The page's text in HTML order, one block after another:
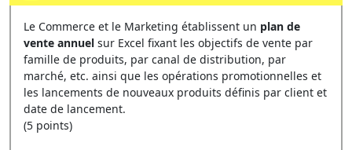
Le Commerce et le Marketing établissent un plan de
vente annuel sur Excel fixant les objectifs de vente par
famille de produits, par canal de distribution, par
marché, etc. ainsi que les opérations promotionnelles et
les lancements de nouveaux produits définis par client et
date de lancement.
(5 points)